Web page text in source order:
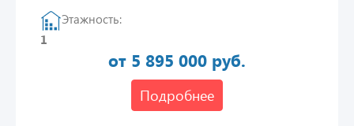
Этажность:
1
от 5 895 000 руб.
Подробнее